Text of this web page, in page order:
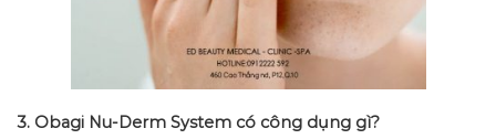
3. Obagi Nu-Derm System có công dụng gì?